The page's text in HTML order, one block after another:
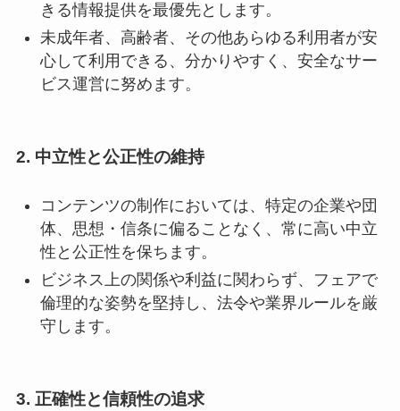
きる情報提供を最優先とします。
未成年者、高齢者、その他あらゆる利用者が安
心して利用できる、分かりやすく、安全なサー
ビス運営に努めます。
2. 中立性と公正性の維持
コンテンツの制作においては、特定の企業や団
体、思想・信条に偏ることなく、常に高い中立
性と公正性を保ちます。
ビジネス上の関係や利益に関わらず、フェアで
倫理的な姿勢を堅持し、法令や業界ルールを厳
守します。
3. 正確性と信頼性の追求